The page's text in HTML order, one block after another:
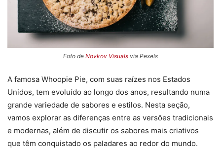
Foto de Novkov Visuals via Pexels
A famosa Whoopie Pie, com suas raízes nos Estados
Unidos, tem evoluído ao longo dos anos, resultando numa
grande variedade de sabores e estilos. Nesta seção,
vamos explorar as diferenças entre as versões tradicionais
e modernas, além de discutir os sabores mais criativos
que têm conquistado os paladares ao redor do mundo.